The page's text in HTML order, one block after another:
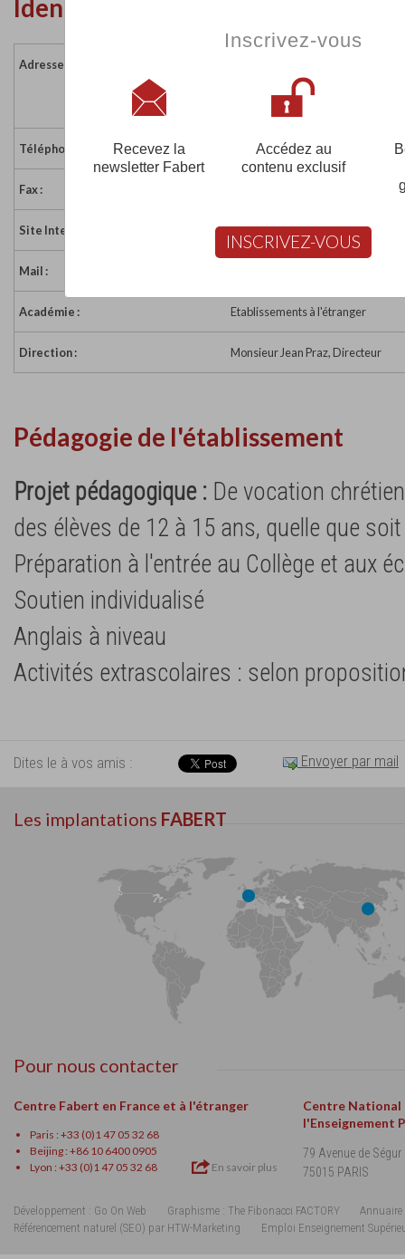
Identité de l'établissement
Adresse :
CH-1246 CORSIER GE
Téléphone : +41 (0)22 751 18 61
Fax :
Site Internet : http://www.college-stlouis.ch/
Mail :
Académie : Etablissements à l'étranger
Direction : Monsieur Jean Praz, Directeur
Pédagogie de l'établissement
Projet pédagogique : De vocation
des élèves de 12 à 15 ans, quelle que
Préparation à l'entrée au Collège et aux
Soutien individualisé
Anglais à niveau
Activités extrascolaires : selon
Dites le à vos amis : Envoyer par mail
Les implantations FABERT
Pour nous contacter
Centre Fabert en France et à l'étranger
Paris : +33 (0)1 47 05 32 68
Beijing : +86 10 6400 0905
Lyon : +33 (0)1 47 05 32 68
En savoir plus
Centre National
l'Enseignement
79 Avenue de Ségur
75015 PARIS
Développement : Go On Web Graphisme : The Fibonacci FACTORY
Annuaire
Référencement naturel (SEO) par HTW-Marketing
Emploi Enseignement
Inscrivez-vous
Recevez la
newsletter Fabert
Accédez au
contenu exclusif
INSCRIVEZ-VOUS